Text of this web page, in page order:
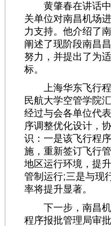
黄肇春在讲话中
关单位对南昌机场
力支持。他介绍了
阐述了现阶段南昌
努力，并提出了为
标。
上海华东飞行程
民航大学空管学院
经过与会各单位代
序调整优化设计，
识：一是该飞行程
施，重新签订飞行
地区运行环境，提
管制运行;三是与现
率将提升显著。
下一步，南昌机
程序报批管理局审